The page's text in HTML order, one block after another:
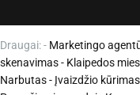
Draugai: - Marketingo
skenavimas- Klaipedos
Narbutas- Įvaizdžio kūrimas